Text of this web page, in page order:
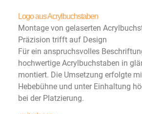
Logo aus Acrylbuchstaben
Montage von gelaserten
Präzision trifft auf Design
Für ein anspruchsvolles
hochwertige Acrylbuchstaben in
montiert. Die Umsetzung erfolgte
Hebebühne und unter Einhaltung
bei der Platzierung.